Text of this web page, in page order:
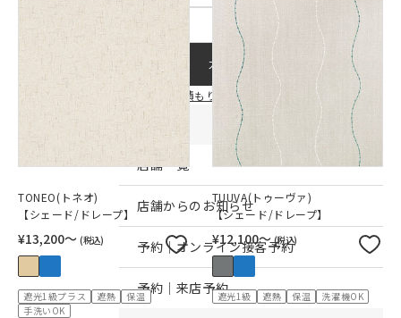
カートに入れる
見積もり連携についてはこちら
店舗情報
店舗一覧
店舗からのお知らせ
予約｜オンライン接客予約
予約｜来店予約
TONEO(トネオ)
【シェード/ドレープ】
¥13,200〜 (税込)
遮光1級プラス 遮熱
保温
手洗いOK
TUUVA(トゥーヴァ)
【シェード/ドレープ】
¥12,100〜(税込)
遮光1級 遮熱 保温 洗濯機OK